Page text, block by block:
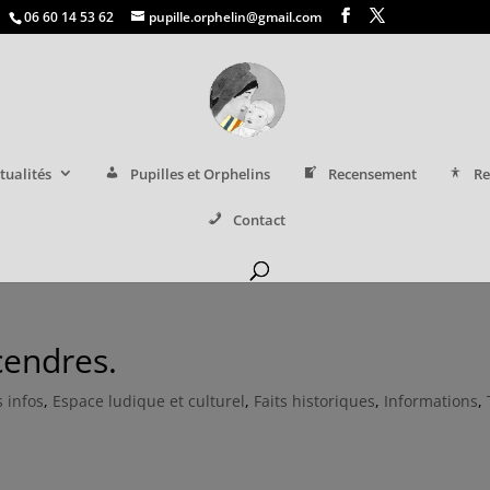
06 60 14 53 62 pupille.orphelin@gmail.com
Pupilles et Orphelins Recensement
Contact
infos, Espace ludique et culturel, Faits historiques, Informations,